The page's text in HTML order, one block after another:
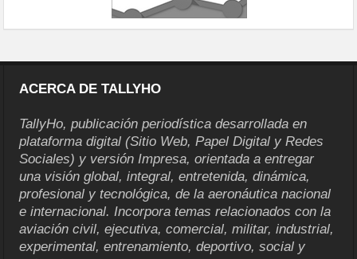
ACERCA DE TALLYHO
TallyHo, publicación periodística desarrollada en
plataforma digital (Sitio Web, Papel Digital y Redes
Sociales) y versión Impresa, orientada a entregar
una visión global, integral, entretenida, dinámica,
profesional y tecnológica, de la aeronáutica nacional
e internacional. Incorpora temas relacionados con la
aviación civil, ejecutiva, comercial, militar, industrial,
experimental, entrenamiento, deportivo, social y